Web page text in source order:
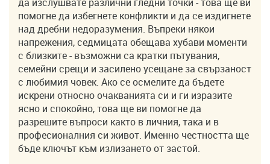
помогне да избегнете конфликти и да се издигнете
над дребни недоразумения. Въпреки някои
напрежения, седмицата обещава хубави моменти
с близките - възможни са кратки пътувания,
семейни срещи и засилено усещане за свързаност
с любимия човек. Ако се осмелите да бъдете
искрени относно очакванията си и ги изразите
ясно и спокойно, това ще ви помогне да
разрешите въпроси както в личния, така и в
професионалния си живот. Именно честността ще
бъде ключът към излизането от застой.